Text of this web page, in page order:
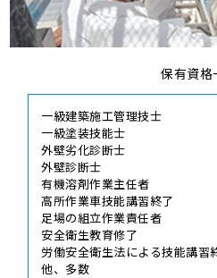
保有資格
一級建築施工管理技士
一級塗装技能士
外壁劣化診断士
外壁診断士
有機溶剤作業主任者
高所作業車技能講習終了
足場の組立作業責任者
安全衛生教育修了
労働安全衛生法による技能講習
他、多数